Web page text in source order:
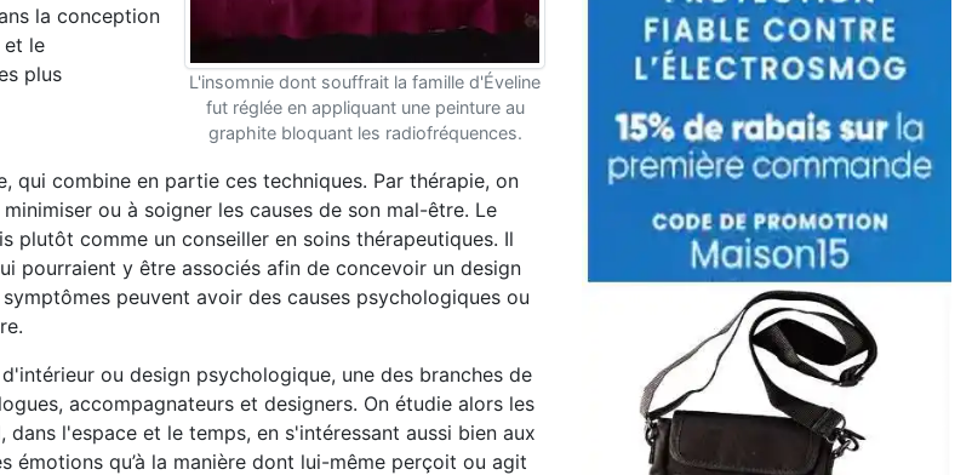
L'insomnie dont souffrait la famille d'Éveline
fut réglée en appliquant une peinture au
graphite bloquant les radiofréquences.
la conception
et le
plus
qui combine en partie ces techniques. Par thérapie, on
ou à soigner les causes de son mal-être. Le
plutôt comme un conseiller en soins thérapeutiques. Il
pourraient y être associés afin de concevoir un design
peuvent avoir des causes psychologiques ou
ou design psychologique, une des branches de
accompagnateurs et designers. On étudie alors les
l'espace et le temps, en s'intéressant aussi bien aux
qu’à la manière dont lui-même perçoit ou agit